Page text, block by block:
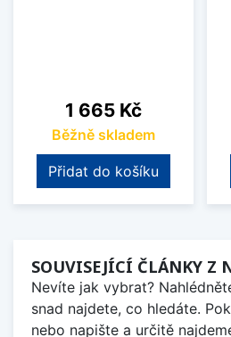
Cena
1 665 Kč
Běžně skladem
Přidat do košíku
SOUVISEJÍCÍ ČLÁNKY Z
Nevíte jak vybrat?
snad najdete, co hledáte.
nebo napište a určitě